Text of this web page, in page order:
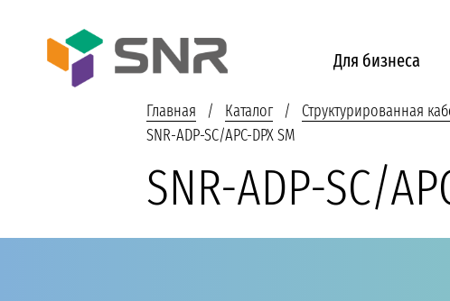
Для бизнеса
Главная Каталог Структурированная
SNR-ADP-SC/APC-DPX SM
SNR-ADP-SC/